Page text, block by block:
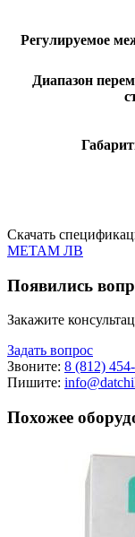
Регулируемое
Диапазон
Скачать
МЕТАМ ЛВ
Появились
Закажите
Задать вопрос
Звоните: 8 (812)
Пишите:
Похожее